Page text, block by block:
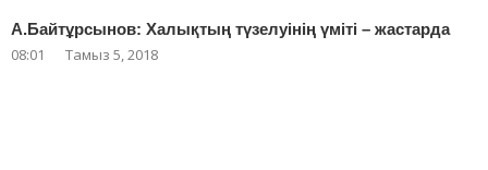
А.Байтұрсынов: Халықтың түзелуінің үміті – жастарда
08:01 Тамыз 5, 2018